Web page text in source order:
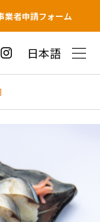
業者申請フォーム
日本語